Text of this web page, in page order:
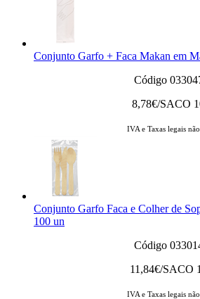
Conjunto Garfo + Faca Makan em
Código
8,78€/SACO
IVA e Taxas legais
Conjunto Garfo Faca e Colher de
100 un
Código
11,84€/SACO
IVA e Taxas legais